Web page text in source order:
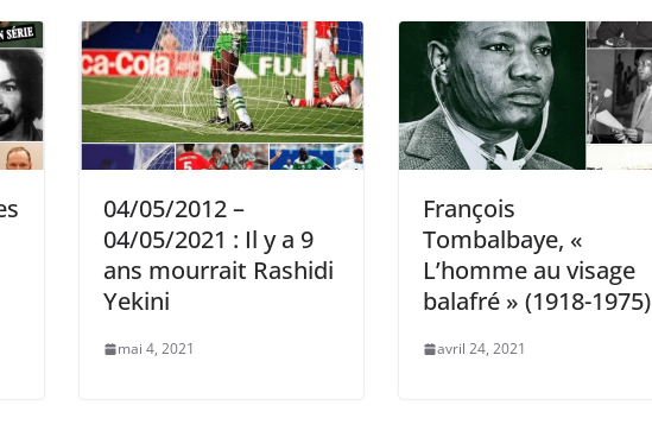
04/05/2012 –
04/05/2021 : Il y a 9
ans mourrait Rashidi
Yekini
mai 4, 2021
François
Tombalbaye, «
L’homme au visage
balafré » (1918-1975)
avril 24, 2021